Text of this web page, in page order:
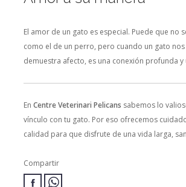
El amor de un gato es especial. Puede que no
como el de un perro, pero cuando un gato nos
demuestra afecto, es una conexión profunda y
En Centre Veterinari Pelicans sabemos lo
vínculo con tu gato. Por eso ofrecemos
calidad para que disfrute de una vida larga,
Compartir